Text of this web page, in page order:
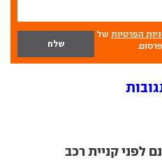
הפרטיות של
לפני קניית רכב